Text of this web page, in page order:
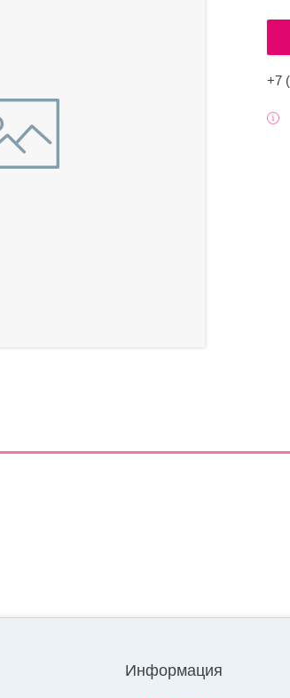
+7
Информация